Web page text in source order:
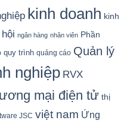
kinh doanh kinh
ngân hàng nhân viên Phần
quy trình quảng cáo Quản lý
nghiệp RVX
mại điện tử thị
JSC việt nam Ứng